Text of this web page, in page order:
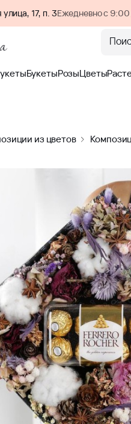
17, п. 3Ежедневно с 9:00
БукетыРозыЦветы
из цветов